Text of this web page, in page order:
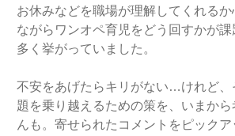
お休みなどを職場が理解してくれる
ながらワンオペ育児をどう回すかが
多く挙がっていました。
不安をあげたらキリがない…けれど、
題を乗り越えるための策を、いまから
んも。寄せられたコメントをピック